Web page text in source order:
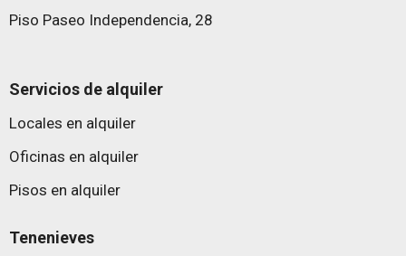
Piso Paseo Independencia, 28
Servicios de alquiler
Locales en alquiler
Oficinas en alquiler
Pisos en alquiler
Tenenieves